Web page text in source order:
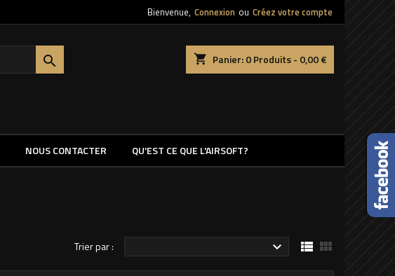
Bienvenue, Connexion ou Créez votre compte
shopping_cart Panier:0Produits - 0,00 €

NOUS CONTACTER QU'EST CE QUE L'AIRSOFT?
Trier par :   